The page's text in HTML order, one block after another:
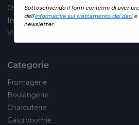
Offerte
In scadenza
Vini e Champagne
Categorie
Fromagerie
Boulangerie
Charcuterie
Gastronomie
Sottoscrivendo il form confermi di aver
dell'informativa sul trattamento dei datie
newsletter.